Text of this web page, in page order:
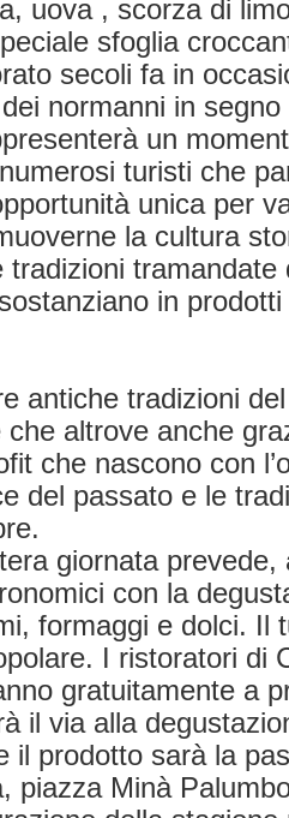
uova , scorza di
sfoglia
secoli fa in
normanni in
un
turisti che
unica per
la cultura
tradizioni tramandate
in
antiche tradizioni
altrove anche
che nascono con
del passato e le
giornata prevede,
con la
formaggi e dolci. Il
I ristoratori di
gratuitamente a
il via alla
il prodotto sarà la
piazza Minà